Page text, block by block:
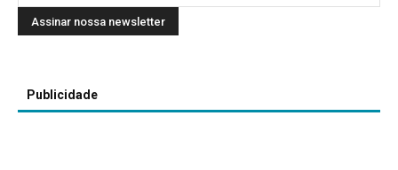
Publicidade